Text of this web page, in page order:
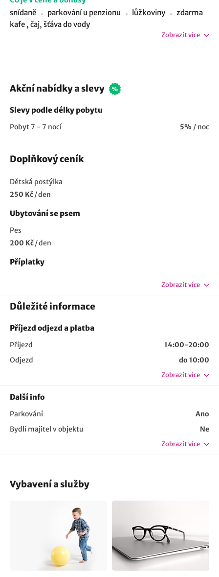
snídaně
parkování u penzionu lůžkoviny
zdarma
kafe , čaj, šťáva do vody
Zobrazit více
Akční nabídky a slevy
Slevy podle délky pobytu
Pobyt 7 - 7 nocí 5% / noc
Doplňkový ceník
Dětská postýlka
250 Kč/den
Ubytování se psem
Pes
200 Kč/den
Příplatky
Zobrazit více
Důležité informace
Příjezd odjezd a platba
Příjezd
14:00-20:00
Odjezd
do 10:00
Zobrazit více
Další info
Parkování
Ano
Bydlí majitel v objektu
Ne
Zobrazit více
Vybavení a služby